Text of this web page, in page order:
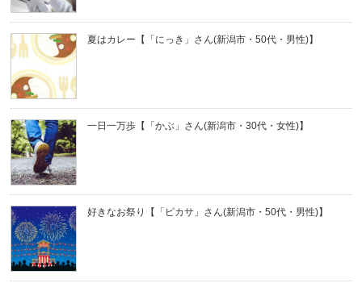
夏はカレー【「にっき」さん(新潟市・50代・男性)】
一日一万歩【「かぶ」さん(新潟市・30代・女性)】
好きなお祭り【「ピカサ」さん(新潟市・50代・男性)】